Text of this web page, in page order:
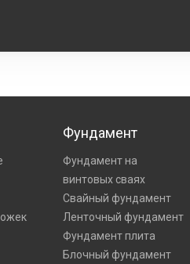
Фундамент
Фундамент на
винтовых сваях
Свайный фундамент
Ленточный фундамент
Фундамент плита
Блочный фундамент